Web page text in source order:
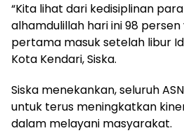
“Kita lihat dari kedisiplinan para
alhamdulillah hari ini 98
pertama masuk setelah libur
Kota Kendari, Siska.
Siska menekankan, seluruh
untuk terus meningkatkan
dalam melayani masyarakat.